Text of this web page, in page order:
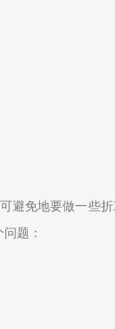
避免地要做一
题：